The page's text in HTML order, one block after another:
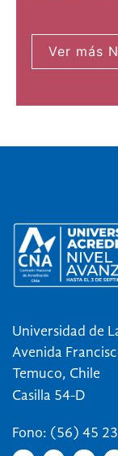
Ver más
Universidad de
Avenida
Temuco, Chile
Casilla 54-D
Fono: (56) 45